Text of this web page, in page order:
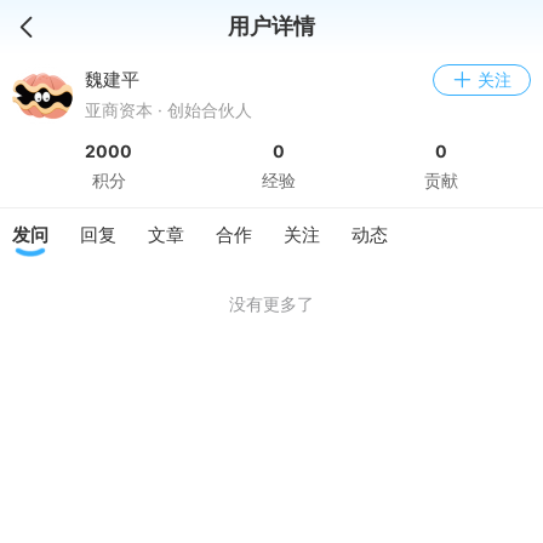
用户详情
魏建平
关注
亚商资本 · 创始合伙人
2000
积分
0
经验
0
贡献
发问 回复 文章 合作 关注 动态
没有更多了